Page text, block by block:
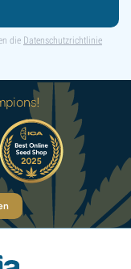
die Datenschutzrichtlinie